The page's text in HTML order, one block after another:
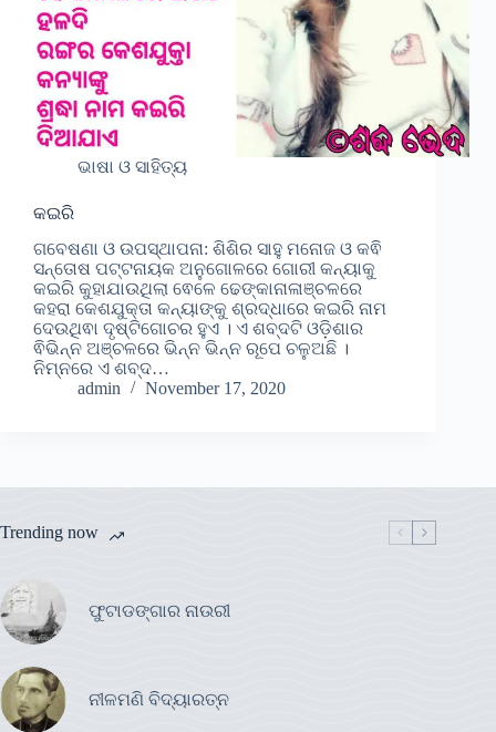
ଭାଷା ଓ ସାହିତ୍ୟ
କଇରି
ଗବେଷଣା ଓ ଉପସ୍ଥାପନା: ଶିଶିର ସାହୁ ମନୋଜ ଓ କଵି
ସନ୍ତୋଷ ପଟ୍ଟନାୟକ ଅନୁଗୋଳରେ ଗୋରୀ କନ୍ୟାକୁ
କଇରି କୁହାଯାଉଥିଲା ଵେଳେ ଢେଙ୍କାନାଳାଞ୍ଚଳରେ
କହରା କେଶଯୁକ୍ତା କନ୍ୟାଙ୍କୁ ଶ୍ରଦ୍ଧାରେ କଇରି ନାମ
ଦେଉଥିଵା ଦୃଷ୍ଟିଗୋଚର ହୁଏ । ଏ ଶବ୍ଦଟି ଓଡ଼ିଶାର
ଵିଭିନ୍ନ ଅଞ୍ଚଳରେ ଭିନ୍ନ ଭିନ୍ନ ରୂପେ ଚଳୁଅଛି ।
ନିମ୍ନରେ ଏ ଶବ୍ଦ…
admin
November 17, 2020
Trending now
ଫୁଟାଡଙ୍ଗାର ନାଉରୀ
ନୀଳମଣି ବିଦ୍ୟାରତ୍ନ